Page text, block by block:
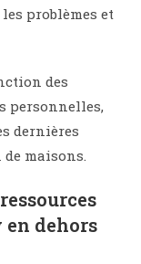
problèmes et
des
personnelles,
dernières
maisons.
en dehors